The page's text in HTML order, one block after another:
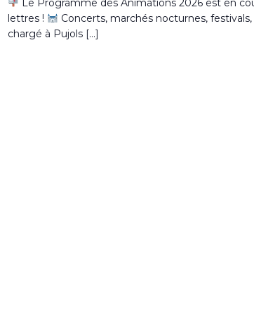
Le Programme des Animations 2026 est en
lettres !
Concerts, marchés nocturnes,
chargé à Pujols […]